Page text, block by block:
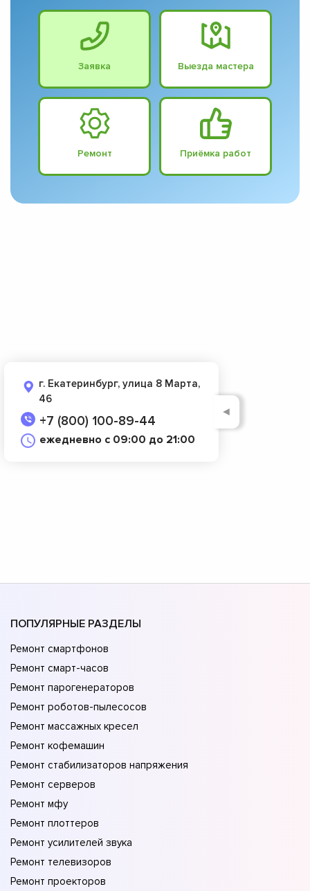
Заявка Выезда мастера
Ремонт Приёмка работ
г. Екатеринбург, улица 8 Марта,
46
+7 (800) 100-89-44
ежедневно с 09:00 до 21:00
◄
ПОПУЛЯРНЫЕ РАЗДЕЛЫ
Ремонт смартфонов
Ремонт смарт-часов
Ремонт парогенераторов
Ремонт роботов-пылесосов
Ремонт массажных кресел
Ремонт кофемашин
Ремонт стабилизаторов напряжения
Ремонт серверов
Ремонт мфу
Ремонт плоттеров
Ремонт усилителей звука
Ремонт телевизоров
Ремонт проекторов